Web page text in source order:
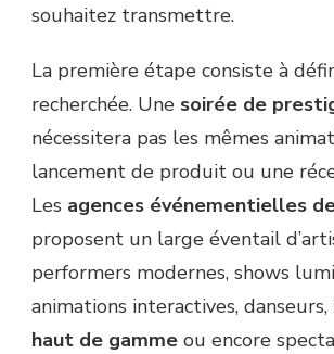
souhaitez transmettre.
La première étape consiste à
recherchée. Une soirée de
nécessitera pas les mêmes
lancement de produit ou une
Les agences événementielles
proposent un large éventail
performers modernes, shows
animations interactives, danseurs,
haut de gamme ou encore